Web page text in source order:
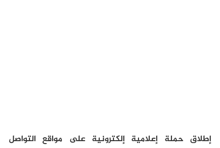
إطلاق حملة إعلامية إلكترونية على مواقع التواصل